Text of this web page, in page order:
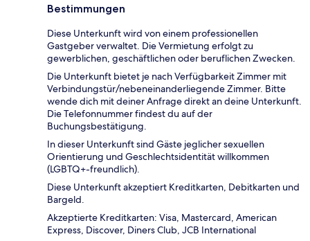
Bestimmungen
Diese Unterkunft wird von einem professionellen
Gastgeber verwaltet. Die Vermietung erfolgt zu
gewerblichen, geschäftlichen oder beruflichen Zwecken.
Die Unterkunft bietet je nach Verfügbarkeit Zimmer mit
Verbindungstür/nebeneinanderliegende Zimmer. Bitte
wende dich mit deiner Anfrage direkt an deine Unterkunft.
Die Telefonnummer findest du auf der
Buchungsbestätigung.
In dieser Unterkunft sind Gäste jeglicher sexuellen
Orientierung und Geschlechtsidentität willkommen
(LGBTQ+-freundlich).
Diese Unterkunft akzeptiert Kreditkarten, Debitkarten und
Bargeld.
Akzeptierte Kreditkarten: Visa, Mastercard, American
Express, Discover, Diners Club, JCB International